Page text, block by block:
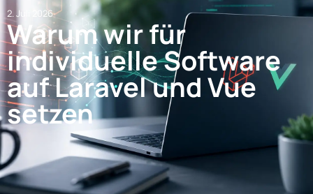
2. Juli 2026
Warum wir für
individuelle Software
auf Laravel und Vue
setzen